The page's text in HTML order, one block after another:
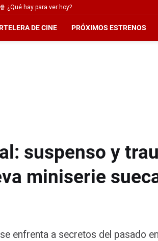
🍿 ¿Qué hay para ver hoy?
DE CINE PRÓXIMOS ESTRENOS
suspenso y
miniserie
enfrenta a secretos del pasado